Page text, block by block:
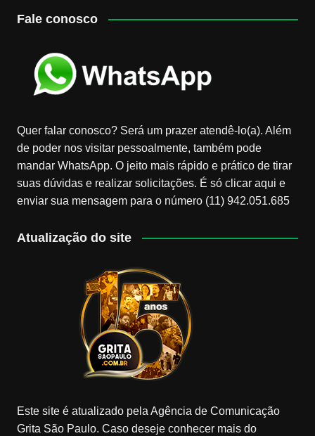
Fale conosco
Quer falar conosco? Será um prazer atendê-lo(a). Além
de poder nos visitar pessoalmente, também pode
mandar WhatsApp. O jeito mais rápido e prático de tirar
suas dúvidas e realizar solicitações. É só clicar aqui e
enviar sua mensagem para o número (11) 942.051.685
Atualização do site
Este site é atualizado pela Agência de Comunicação
Grita São Paulo. Caso deseje conhecer mais do